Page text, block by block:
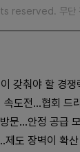
무단
갖춰야 할 경쟁
속도전…협회 드
문…안정 공급
제도 장벽이 확